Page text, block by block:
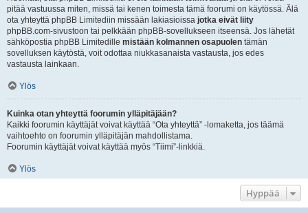
pitää vastuussa miten, missä tai kenen toimesta tämä foorumi on käytössä. Älä
ota yhteyttä phpBB Limitediin missään lakiasioissa jotka eivät liity
phpBB.com-sivustoon tai pelkkään phpBB-sovellukseen itseensä. Jos lähetät
sähköpostia phpBB Limitedille mistään kolmannen osapuolen tämän
sovelluksen käytöstä, voit odottaa niukkasanaista vastausta, jos edes
vastausta lainkaan.
Ylös
Kuinka otan yhteyttä foorumin ylläpitäjään?
Kaikki foorumin käyttäjät voivat käyttää “Ota yhteyttä” -lomaketta, jos täämä
vaihtoehto on foorumin ylläpitäjän mahdollistama.
Foorumin käyttäjät voivat käyttää myös “Tiimi”-linkkiä.
Ylös
Hyppää